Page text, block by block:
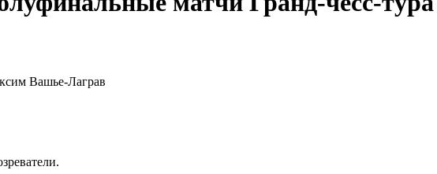
Вашье-Лаграв